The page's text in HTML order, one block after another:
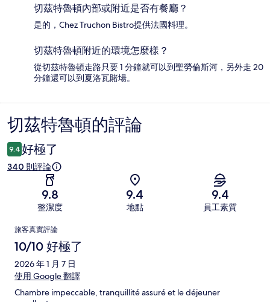
切茲特魯頓內部或附近是否有餐廳？
是的，Chez Truchon Bistro提供法國料理。
切茲特魯頓附近的環境怎麼樣？
從切茲特魯頓走路只要 1 分鐘就可以到聖勞倫斯河，另外走 20
分鐘還可以到夏洛瓦賭場。
評
論
切茲特魯頓的評論
9.4 好極了
340 則評論
9.8
整潔度
9.4
地點
9.4
員工素質
評
論
旅客真實評論
10/10 好極了
2026 年 1 月 7 日
使用 Google 翻譯
Chambre impeccable, tranquillité assuré et le déjeuner